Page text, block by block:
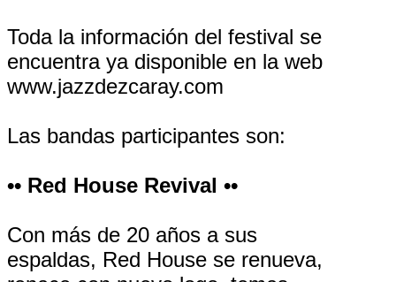
Toda la información del festival se
encuentra ya disponible en la web
www.jazzdezcaray.com
Las bandas participantes son:
•• Red House Revival ••
Con más de 20 años a sus
espaldas, Red House se renueva,